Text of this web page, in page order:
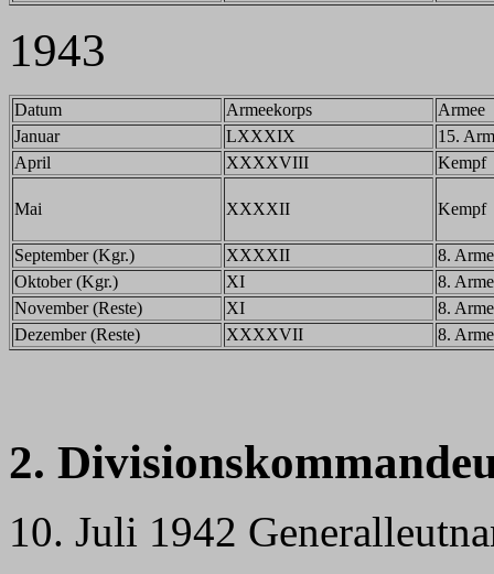
1943
Datum Armeekorps
Armee
Januar
LXXXIX
15.
April
XXXXVIII Kempf
Mai XXXXII Kempf
September (Kgr.) XXXXII
8.
Oktober (Kgr.)
XI
8.
November (Reste)
XI
8.
Dezember (Reste)
XXXXVII 8.
2.
10. Juli 1942